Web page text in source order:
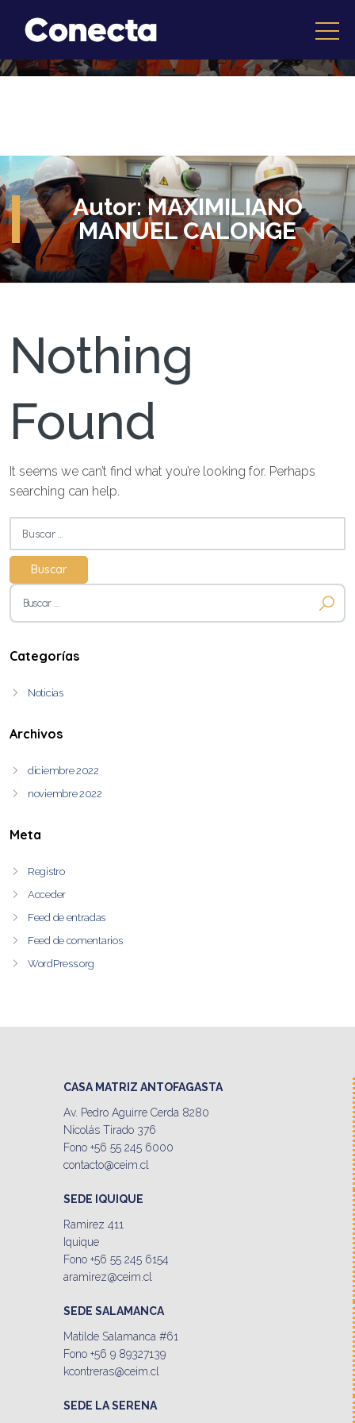
Autor:MAXIMILIANO
MANUEL CALONGE
Nothing
Found
It seems we can’t find what you’re looking for. Perhaps
searching can help.
Buscar:
Buscar:
Categorías
Noticias
Archivos
diciembre 2022
noviembre 2022
Meta
Registro
Acceder
Feed de entradas
Feed de comentarios
WordPress.org
CASA MATRIZ ANTOFAGASTA
Av. Pedro Aguirre Cerda 8280
Nicolás Tirado 376
Fono +56 55 245 6000
contacto@ceim.cl
SEDE IQUIQUE
Ramirez 411
Iquique
Fono +56 55 245 6154
aramirez@ceim.cl
SEDE SALAMANCA
Matilde Salamanca #61
Fono +56 9 89327139
kcontreras@ceim.cl
SEDE LA SERENA